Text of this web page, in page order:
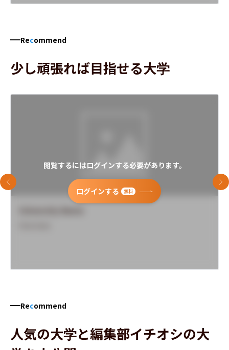
Recommend
少し頑張れば目指せる大学
閲覧するにはログインする必要があります。
ログインする 無料
前のスライド 次
Recommend
人気の大学と編集部イチオシの大